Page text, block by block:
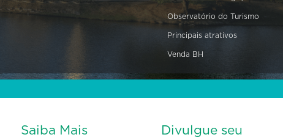
Observatório do Turismo
Principais atrativos
Venda BH
Saiba Mais
Divulgue seu